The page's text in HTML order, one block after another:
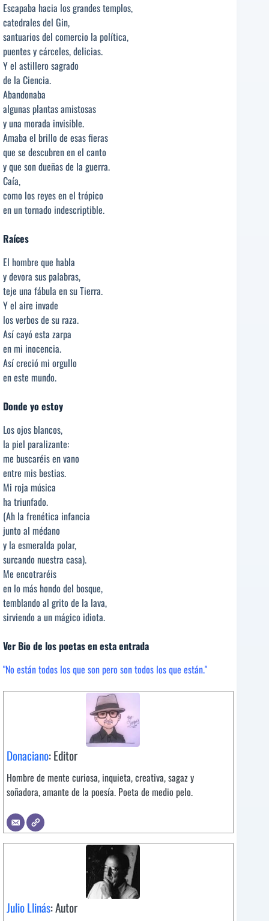
Escapaba hacia los grandes templos,
catedrales del Gin,
santuarios del comercio la política,
puentes y cárceles, delicias.
Y el astillero sagrado
de la Ciencia.
Abandonaba
algunas plantas amistosas
y una morada invisible.
Amaba el brillo de esas fieras
que se descubren en el canto
y que son dueñas de la guerra.
Caía,
como los reyes en el trópico
en un tornado indescriptible.
Raíces
El hombre que habla
y devora sus palabras,
teje una fábula en su Tierra.
Y el aire invade
los verbos de su raza.
Así cayó esta zarpa
en mi inocencia.
Así creció mi orgullo
en este mundo.
Donde yo estoy
Los ojos blancos,
la piel paralizante:
me buscaréis en vano
entre mis bestias.
Mi roja música
ha triunfado.
(Ah la frenética infancia
junto al médano
y la esmeralda polar,
surcando nuestra casa).
Me encotraréis
en lo más hondo del bosque,
temblando al grito de la lava,
sirviendo a un mágico idiota.
Ver Bio de los poetas en esta entrada
"No están todos los que son pero son todos los que están."
Donaciano: Editor
Hombre de mente curiosa, inquieta, creativa, sagaz y
soñadora, amante de la poesía. Poeta de medio pelo.
Julio Llinás: Autor